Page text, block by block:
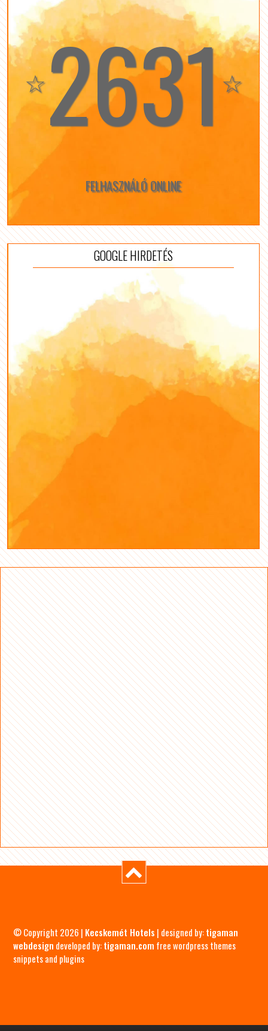
☆2631☆
FELHASZNÁLÓ ONLINE
GOOGLE HIRDETÉS
© Copyright 2026 | Kecskemét Hotels | designed by:tigaman
webdesign developed by:tigaman.com free wordpress themes
snippets and plugins